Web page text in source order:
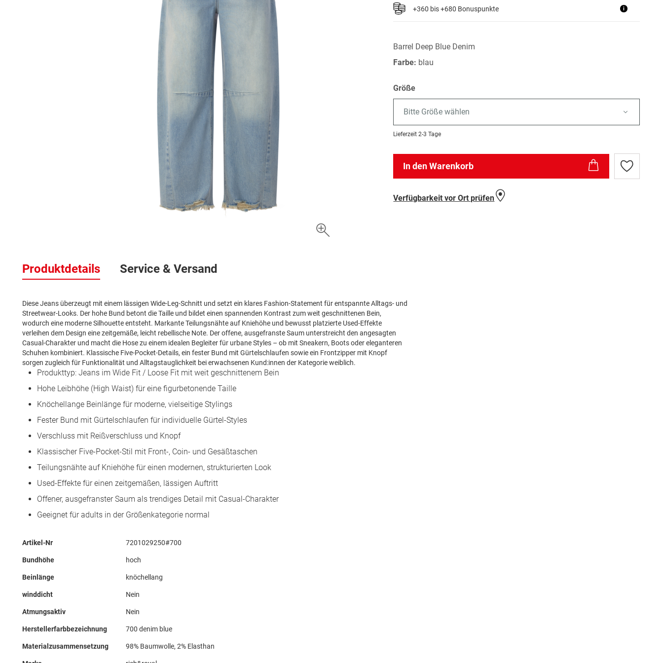
der
Bildergalerie
+360 bis +680 Bonuspunkte i
Barrel Deep Blue Denim
Farbe: blau
Größe
Bitte Größe wählen
Lieferzeit 2-3 Tage
In den Warenkorb
Zur
Wunschliste
Verfügbarkeit vor Ort prüfen
Produktdetails
Diese Jeans überzeugt mit einem lässigen Wide-Leg-Schnitt und setzt ein klares Fashion-Statement für entspannte Alltags- und
Streetwear-Looks. Der hohe Bund betont die Taille und bildet einen spannenden Kontrast zum weit geschnittenen Bein,
wodurch eine moderne Silhouette entsteht. Markante Teilungsnähte auf Kniehöhe und bewusst platzierte Used-Effekte
verleihen dem Design eine zeitgemäße, leicht rebellische Note. Der offene, ausgefranste Saum unterstreicht den angesagten
Casual-Charakter und macht die Hose zu einem idealen Begleiter für urbane Styles – ob mit Sneakern, Boots oder eleganteren
Schuhen kombiniert. Klassische Five-Pocket-Details, ein fester Bund mit Gürtelschlaufen sowie ein Frontzipper mit Knopf
sorgen zugleich für Funktionalität und Alltagstauglichkeit bei erwachsenen Kund:innen der Kategorie weiblich.
Produkttyp: Jeans im Wide Fit / Loose Fit mit weit geschnittenem Bein
Hohe Leibhöhe (High Waist) für eine figurbetonende Taille
Knöchellange Beinlänge für moderne, vielseitige Stylings
Fester Bund mit Gürtelschlaufen für individuelle Gürtel-Styles
Verschluss mit Reißverschluss und Knopf
Klassischer Five-Pocket-Stil mit Front-, Coin- und Gesäßtaschen
Teilungsnähte auf Kniehöhe für einen modernen, strukturierten Look
Used-Effekte für einen zeitgemäßen, lässigen Auftritt
Offener, ausgefranster Saum als trendiges Detail mit Casual-Charakter
Geeignet für adults in der Größenkategorie normal
Mehr
Artikel-Nr 7201029250#700
Bundhöhe hoch
Beinlänge knöchellang
winddicht Nein
Atmungsaktiv Nein
Herstellerfarbbezeichnung 700 denim blue
Materialzusammensetzung 98% Baumwolle, 2% Elasthan
Service & Versand